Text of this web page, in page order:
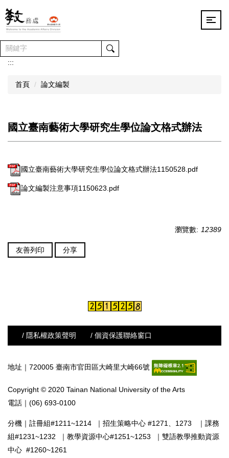
跳
到
主
要
內
容
:::
首頁 論文編製
國立臺南藝術大學研究生學位論文格式辦法
國立臺南藝術大學研究生學位論文格式辦法1150528.pdf
論文編製注意事項1150623.pdf
瀏覽數: 12389
友善列印 分享
/ 隱私權政策聲明 / 個資保護聯絡窗口
地址｜720005 臺南市官田區大崎里大崎66號
Copyright © 2020 Tainan National University of the Arts
電話｜(06) 693-0100
分機｜ 註冊組#1211~1214 ｜ 招生策略中心 #1271、1273 ｜ 課務
組#1231~1232
｜ 教學資源中心#1251~1253 ｜ 雙語教學推動資源
中心 #1260~1261